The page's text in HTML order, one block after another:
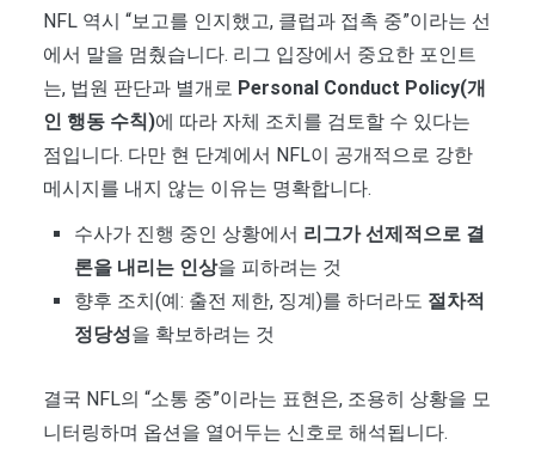
NFL 역시 “보고를 인지했고, 클럽과 접촉 중”이라는 선
에서 말을 멈췄습니다. 리그 입장에서 중요한 포인트
는, 법원 판단과 별개로 Personal Conduct Policy(개
인 행동 수칙)에 따라 자체 조치를 검토할 수 있다는
점입니다. 다만 현 단계에서 NFL이 공개적으로 강한
메시지를 내지 않는 이유는 명확합니다.
수사가 진행 중인 상황에서 리그가 선제적으로 결
론을 내리는 인상을 피하려는 것
향후 조치(예: 출전 제한, 징계)를 하더라도 절차적
정당성을 확보하려는 것
결국 NFL의 “소통 중”이라는 표현은, 조용히 상황을 모
니터링하며 옵션을 열어두는 신호로 해석됩니다.